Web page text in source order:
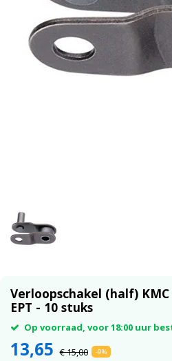
Verloopschakel (half)
EPT - 10 stuks
Op voorraad, voor 18:00 uur
13,65 € 15,00 -9%